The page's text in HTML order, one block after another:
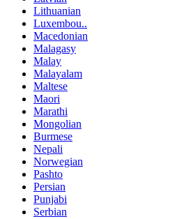
Lithuanian
Luxembou..
Macedonian
Malagasy
Malay
Malayalam
Maltese
Maori
Marathi
Mongolian
Burmese
Nepali
Norwegian
Pashto
Persian
Punjabi
Serbian